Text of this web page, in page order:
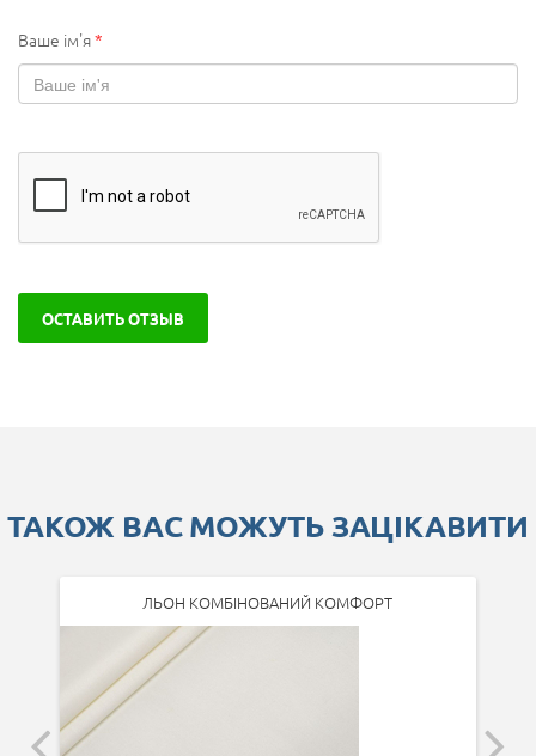
Ваше ім'я*
ОСТАВИТЬ ОТЗЫВ
ТАКОЖ ВАС МОЖУТЬ ЗАЦІКАВИТИ
ЛЬОН КОМБІНОВАНИЙ КОМФОРТ